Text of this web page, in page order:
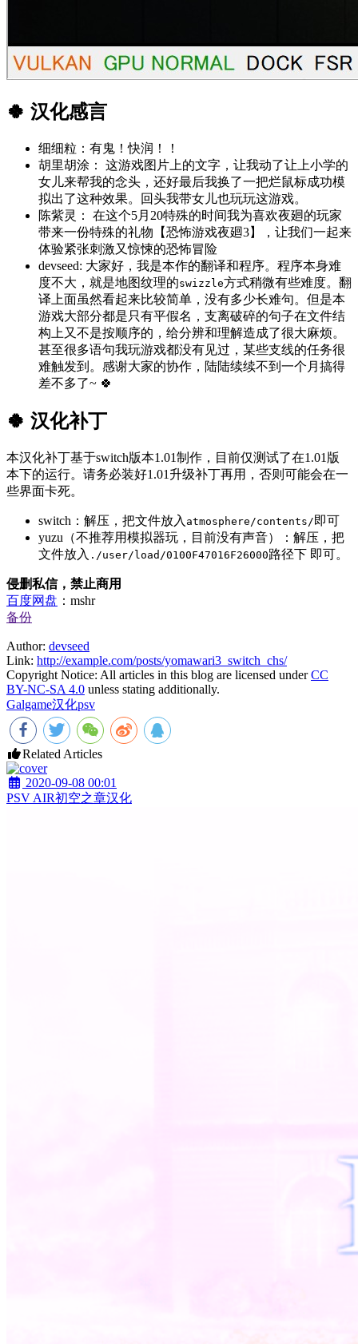
🍀 汉化感言
细细粒：有鬼！快润！！
胡里胡涂： 这游戏图片上的文字，让我动了让上小学的
女儿来帮我的念头，还好最后我换了一把烂鼠标成功模
拟出了这种效果。回头我带女儿也玩玩这游戏。
陈紫灵： 在这个5月20特殊的时间我为喜欢夜廻的玩家
带来一份特殊的礼物【恐怖游戏夜廻3】，让我们一起来
体验紧张刺激又惊悚的恐怖冒险
devseed: 大家好，我是本作的翻译和程序。程序本身难
度不大，就是地图纹理的swizzle方式稍微有些难度。翻
译上面虽然看起来比较简单，没有多少长难句。但是本
游戏大部分都是只有平假名，支离破碎的句子在文件结
构上又不是按顺序的，给分辨和理解造成了很大麻烦。
甚至很多语句我玩游戏都没有见过，某些支线的任务很
难触发到。感谢大家的协作，陆陆续续不到一个月搞得
差不多了~ 🍀
🍀 汉化补丁
本汉化补丁基于switch版本1.01制作，目前仅测试了在1.01版
本下的运行。请务必装好1.01升级补丁再用，否则可能会在一
些界面卡死。
switch：解压，把文件放入 atmosphere/contents/ 即可
yuzu（不推荐用模拟器玩，目前没有声音）：解压，把
文件放入 ./user/load/0100F47016F26000路径下 即可。
侵删私信，禁止商用
百度网盘 ：mshr
备份
Author: devseed
Link: http://example.com/posts/yomawari3_switch_chs/
Copyright Notice: All articles in this blog are licensed underCC
BY-NC-SA 4.0 unless stating additionally.
Galgame汉化psv
Related Articles
2020-09-08 00:01
PSV AIR初空之章汉化